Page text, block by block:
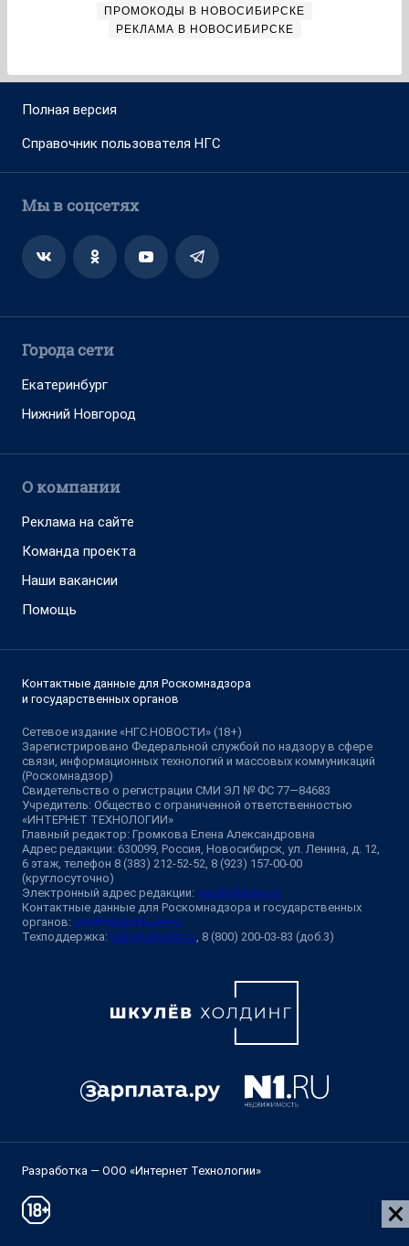
ПРОМОКОДЫ В НОВОСИБИРСКЕ
РЕКЛАМА В НОВОСИБИРСКЕ
Полная версия
Справочник пользователя НГС
Мы в соцсетях
Города сети
Екатеринбург
Нижний Новгород
О компании
Реклама на сайте
Команда проекта
Наши вакансии
Помощь
Контактные данные для Роскомнадзора
и государственных органов
Сетевое издание «НГС.НОВОСТИ» (18+)
Зарегистрировано Федеральной службой по надзору в сфере
связи, информационных технологий и массовых коммуникаций
(Роскомнадзор)
Свидетельство о регистрации СМИ ЭЛ № ФС 77—84683
Учредитель: Общество с ограниченной ответственностью
«ИНТЕРНЕТ ТЕХНОЛОГИИ»
Главный редактор: Громкова Елена Александровна
Адрес редакции: 630099, Россия, Новосибирск, ул. Ленина, д. 12,
6 этаж, телефон 8 (383) 212-52-52, 8 (923) 157-00-00
(круглосуточно)
Электронный адрес редакции: ngs@shkulev.ru
Контактные данные для Роскомнадзора и государственных
органов: juristnsk@shkulev.ru
Техподдержка: help@shkulev.ru , 8 (800) 200-03-83 (доб.3)
Разработка — ООО «Интернет Технологии»